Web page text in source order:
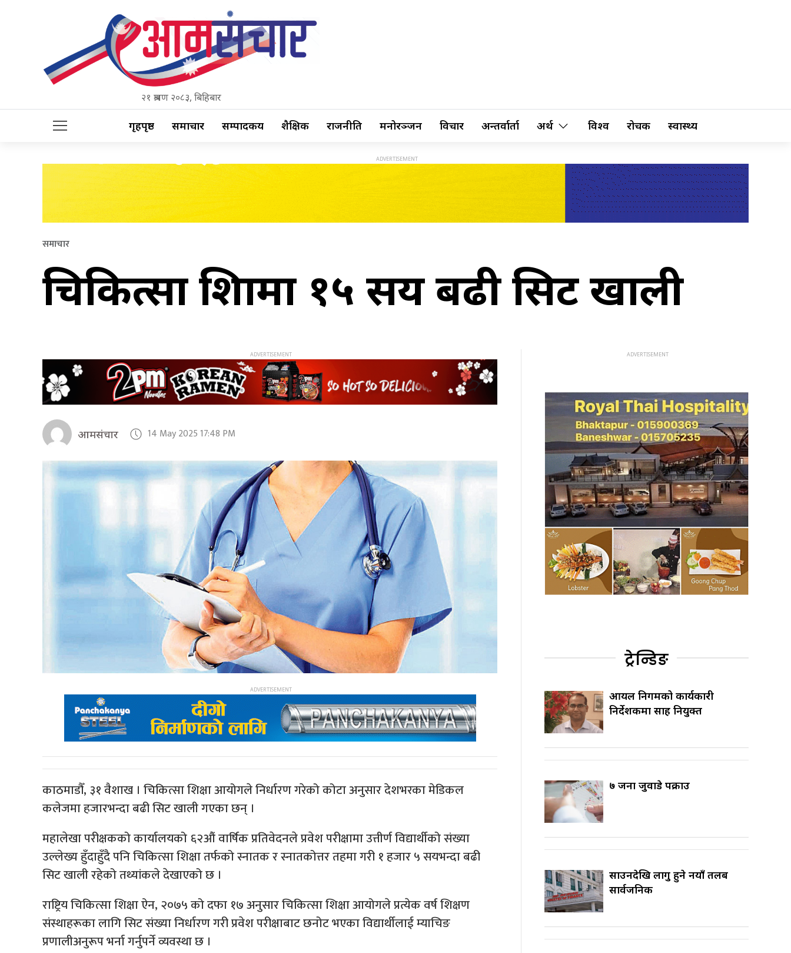
२१ श्रावण २०८३, बिहिबार
गृहपृष्ठ समाचार सम्पादकीय शैक्षिक राजनीति मनोरञ्जन विचार अन्तर्वार्ता अर्थ विश्व रोचक स्वास्थ्य
समाचार
चिकित्सा शिक्षामा १५ सय बढी सिट खाली
आमसंचार 14 May 2025 17:48 PM
काठमाडौँ, ३१ वैशाख । चिकित्सा शिक्षा आयोगले निर्धारण गरेको कोटा अनुसार देशभरका मेडिकल
कलेजमा हजारभन्दा बढी सिट खाली गएका छन् ।
महालेखा परीक्षकको कार्यालयको ६२औं वार्षिक प्रतिवेदनले प्रवेश परीक्षामा उत्तीर्ण विद्यार्थीको संख्या
उल्लेख्य हुँदाहुँदै पनि चिकित्सा शिक्षा तर्फको स्नातक र स्नातकोत्तर तहमा गरी १ हजार ५ सयभन्दा बढी
सिट खाली रहेको तथ्यांकले देखाएको छ ।
राष्ट्रिय चिकित्सा शिक्षा ऐन, २०७५ को दफा १७ अनुसार चिकित्सा शिक्षा आयोगले प्रत्येक वर्ष शिक्षण
संस्थाहरूका लागि सिट संख्या निर्धारण गरी प्रवेश परीक्षाबाट छनोट भएका विद्यार्थीलाई म्याचिङ
प्रणालीअनुरूप भर्ना गर्नुपर्ने व्यवस्था छ ।
ट्रेन्डिङ
आयल निगमको कार्यकारी
निर्देशकमा साह नियुक्त
७ जना जुवाडे पक्राउ
साउनदेखि लागु हुने नयाँ तलब
सार्वजनिक